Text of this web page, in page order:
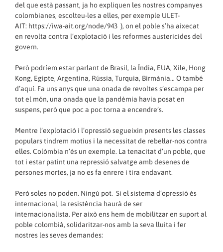
del que està passant, ja ho expliquen les nostres companyes
colombianes, escolteu-les a elles, per exemple ULET-
AIT: https://iwa-ait.org/node/943 ), on el poble s’ha aixecat
en revolta contra l’explotació i les reformes austericides del
govern.
Però podríem estar parlant de Brasil, la Índia, EUA, Xile, Hong
Kong, Egipte, Argentina, Rússia, Turquia, Birmània… O també
d’aquí. Fa uns anys que una onada de revoltes s’escampa per
tot el món, una onada que la pandèmia havia posat en
suspens, però que poc a poc torna a encendre’s.
Mentre l’explotació i l’opressió segueixin presents les classes
populars tindrem motius i la necessitat de rebel·lar-nos contra
elles. Colòmbia n’és un exemple. La tenacitat d’un poble, que
tot i estar patint una repressió salvatge amb desenes de
persones mortes, ja no es fa enrere i tira endavant.
Però soles no poden. Ningú pot. Si el sistema d’opressió és
internacional, la resistència haurà de ser
internacionalista. Per això ens hem de mobilitzar en suport al
poble colombià, solidaritzar-nos amb la seva lluita i fer
nostres les seves demandes: